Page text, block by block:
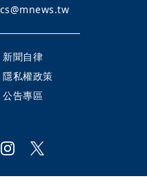
新聞自律
隱私權政策
公告專區